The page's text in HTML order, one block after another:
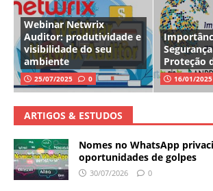
Webinar Netwrix
Auditor: produtividade e
visibilidade do seu
ambiente
25/07/2025 0
Proteção
16/01/2025
ARTIGOS & ESTUDOS
Nomes no WhatsApp
oportunidades de golpes
30/07/2026 0